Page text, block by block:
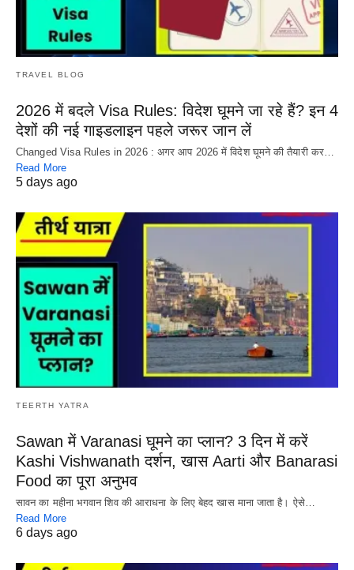
TRAVEL BLOG
2026 में बदले Visa Rules: विदेश घूमने जा रहे हैं? इन 4
देशों की नई गाइडलाइन पहले जरूर जान लें
Changed Visa Rules in 2026 : अगर आप 2026 में विदेश घूमने की तैयारी कर…
Read More
5 days ago
TEERTH YATRA
Sawan में Varanasi घूमने का प्लान? 3 दिन में करें
Kashi Vishwanath दर्शन, खास Aarti और Banarasi
Food का पूरा अनुभव
सावन का महीना भगवान शिव की आराधना के लिए बेहद खास माना जाता है। ऐसे…
Read More
6 days ago